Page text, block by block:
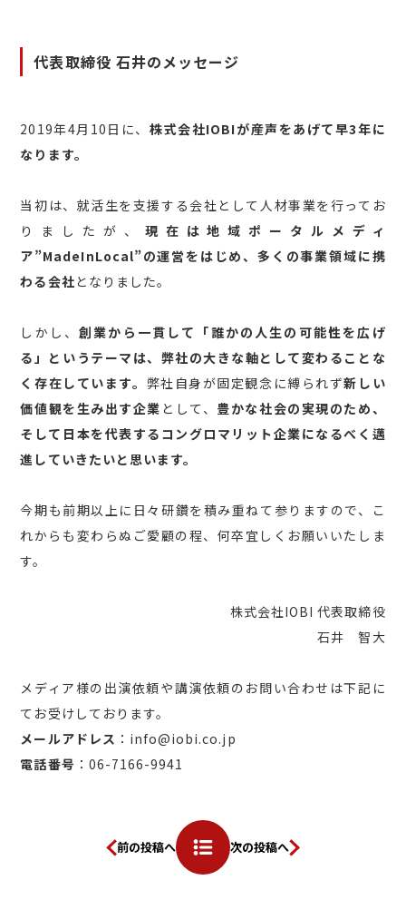
代表取締役 石井のメッセージ
2019年4月10日に、株式会社IOBIが産声をあげて早3年に
なります。
当初は、就活生を支援する会社として人材事業を行ってお
りましたが、 現在は地域ポータルメディ
ア”MadeInLocal”の運営をはじめ、多くの事業領域に携
わる会社となりました。
しかし、創業から一貫して「誰かの人生の可能性を広げ
る」というテーマは、弊社の大きな軸として変わることな
く存在しています。 弊社自身が固定観念に縛られず新しい
価値観を生み出す企業 として、 豊かな社会の実現のため、
そして日本を代表するコングロマリット企業になるべく邁
進していきたいと思います。
今期も前期以上に日々研鑽を積み重ねて参りますので、こ
れからも変わらぬご愛顧の程、何卒宜しくお願いいたしま
す。
株式会社IOBI 代表取締役
石井 智大
メディア様の出演依頼や講演依頼のお問い合わせは下記に
てお受けしております。
メールアドレス ：info@iobi.co.jp
電話番号 ：06-7166-9941
前の投稿へ 次の投稿へ